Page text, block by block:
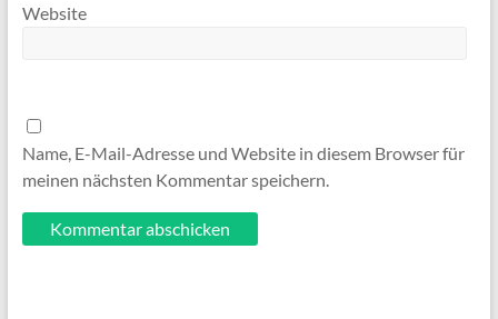
Website
Name, E-Mail-Adresse und Website in diesem Browser für
meinen nächsten Kommentar speichern.